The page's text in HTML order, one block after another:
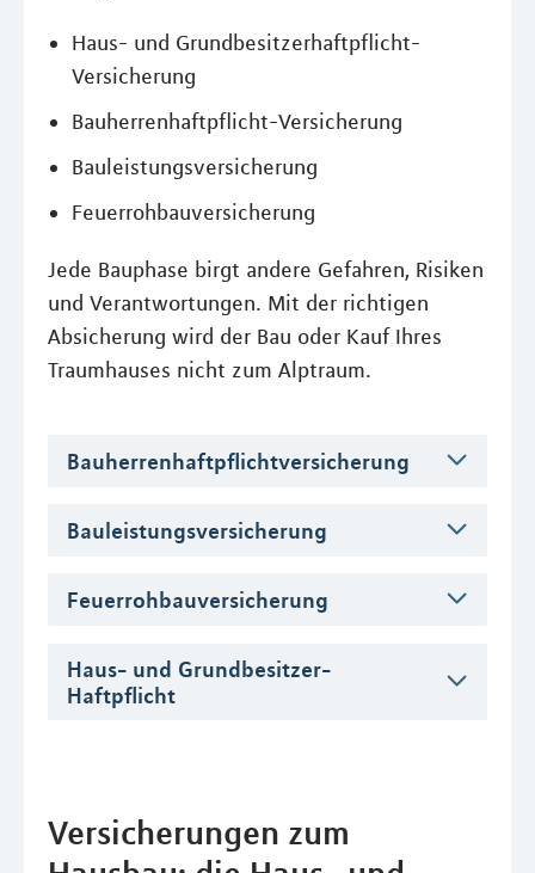
Haus- und Grundbesitzerhaftpflicht-
Versicherung
Bauherrenhaftpflicht-Versicherung
Bauleistungsversicherung
Feuerrohbauversicherung
Jede Bauphase birgt andere Gefahren, Risiken
und Verantwortungen. Mit der richtigen
Absicherung wird der Bau oder Kauf Ihres
Traumhauses nicht zum Alptraum.
Bauherrenhaftpflichtversicherung
Bauleistungsversicherung
Feuerrohbauversicherung
Haus- und Grundbesitzer-
Haftpflicht
Versicherungen zum